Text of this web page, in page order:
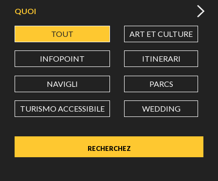
LATITUDE
LONGITUDE
Value in decimal degrees. Use dot (.) as decimal separator.
QUOI
TOUT ART ET CULTURE
INFOPOINT ITINERARI
NAVIGLI PARCS
TURISMO ACCESSIBILE WEDDING